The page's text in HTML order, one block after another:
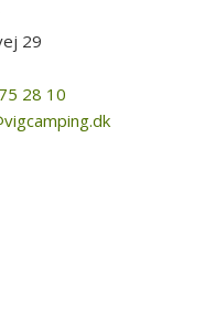
29
28 10